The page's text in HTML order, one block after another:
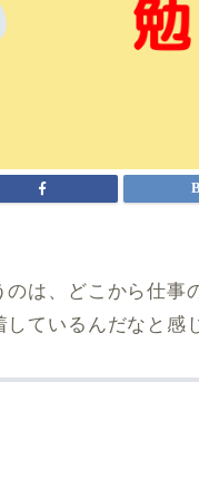
は、どこから仕事
ているんだなと感